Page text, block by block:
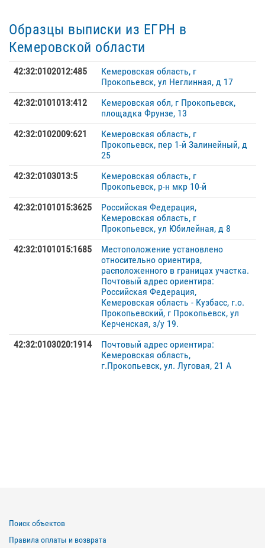
Образцы выписки из ЕГРН в
Кемеровской области
42:32:0102012:485
Кемеровская область, г
Прокопьевск, ул Неглинная, д 17
42:32:0101013:412
Кемеровская обл, г Прокопьевск,
площадка Фрунзе, 13
42:32:0102009:621
Кемеровская область, г
Прокопьевск, пер 1-й Залинейный, д
25
42:32:0103013:5
Кемеровская область, г
Прокопьевск, р-н мкр 10-й
42:32:0101015:3625
Российская Федерация,
Кемеровская область, г
Прокопьевск, ул Юбилейная, д 8
42:32:0101015:1685
Местоположение установлено
относительно ориентира,
расположенного в границах участка.
Почтовый адрес ориентира:
Российская Федерация,
Кемеровская область - Кузбасс, г.о.
Прокопьевский, г Прокопьевск, ул
Керченская, з/у 19.
42:32:0103020:1914
Почтовый адрес ориентира:
Кемеровская область,
г.Прокопьевск, ул. Луговая, 21 А
Поиск объектов
Правила оплаты и возврата